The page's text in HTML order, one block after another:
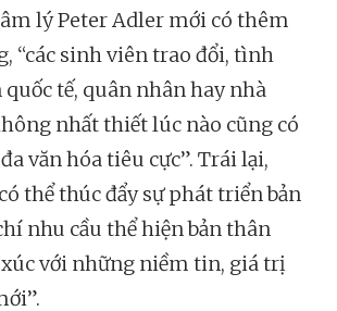
lý Peter Adler mới có thêm
“các sinh viên trao đổi, tình
tế, quân nhân hay nhà
nhất thiết lúc nào cũng có
văn hóa tiêu cực”. Trái lại,
thể thúc đẩy sự phát triển bản
nhu cầu thể hiện bản thân
với những niềm tin, giá trị